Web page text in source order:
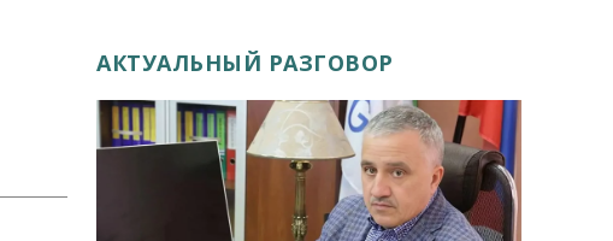
АКТУАЛЬНЫЙ РАЗГОВОР